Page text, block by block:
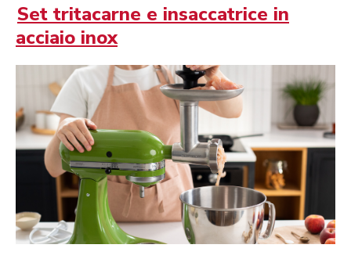
Set tritacarne e insaccatrice in
acciaio inox